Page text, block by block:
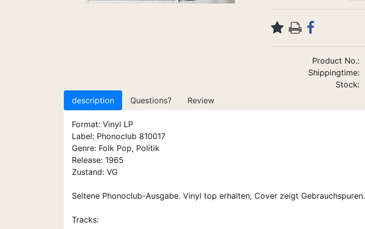
Product No.:
Shippingtime:
Stock:
description
Questions? Review
Format: Vinyl LP
Label: Phonoclub 810017
Genre: Folk Pop, Politik
Release: 1965
Zustand: VG
Seltene Phonoclub-Ausgabe. Vinyl top erhalten, Cover zeigt Gebrauchspuren.
Tracks: